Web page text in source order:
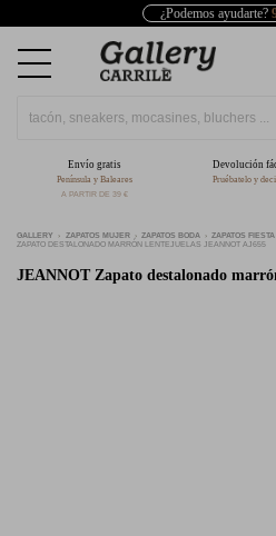
¿Podemos ayudarte?
Envío gratis
Península y Baleares
A PARTIR DE 39 €
Devolución
Pruébatelo y
GALLERY ZAPATOS MUJER ZAPATOS BODA
ZAPATOS
ZAPATO DESTALONADO MARRÓN LENTEJUELAS JEANNOT AJ655
JEANNOT Zapato destalonado